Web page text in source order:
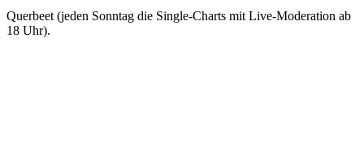
Querbeet (jeden Sonntag die Single-Charts mit Live-Moderation ab
18 Uhr).